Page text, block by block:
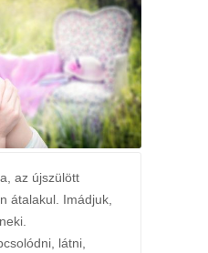
az újszülött
átalakul. Imádjuk,
látni,